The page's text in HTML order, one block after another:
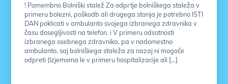
! Pomembno Bolniški stalež Za odprtje bolniškega staleža v
primeru bolezni, poškodb ali drugega stanja je potrebno ISTI
DAN poklicati v ambulanto svojega izbranega zdravnika v
času dosegljivosti na telefon. i V primeru odsotnosti
izbranega osebnega zdravnika, pa v nadomestno
ambulanto, saj bolniškega staleža za nazaj ni mogoče
odpreti (Izjemoma le v primeru hospitalizacije ali […]